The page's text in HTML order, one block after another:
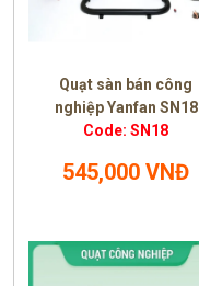
Quạt sàn bán công
nghiệp Yanfan SN18
Code: SN18
545,000 VNĐ